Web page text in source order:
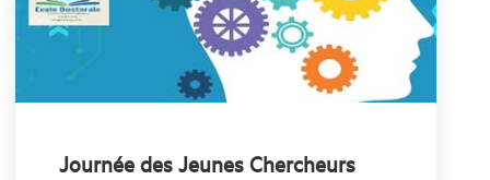
Journée des Jeunes Chercheurs